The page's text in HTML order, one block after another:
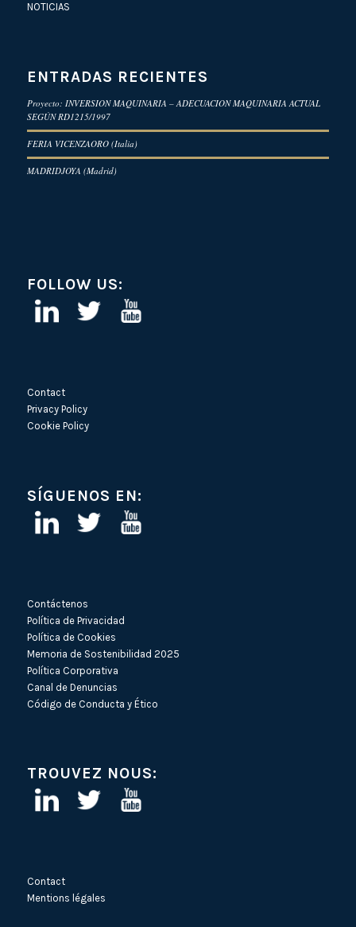
NOTICIAS
ENTRADAS RECIENTES
Proyecto: INVERSION MAQUINARIA – ADECUACION MAQUINARIA ACTUAL
SEGÚN RD1215/1997
FERIA VICENZAORO (Italia)
MADRIDJOYA (Madrid)
FOLLOW US:
Contact
Privacy Policy
Cookie Policy
SÍGUENOS EN:
Contáctenos
Política de Privacidad
Política de Cookies
Memoria de Sostenibilidad 2025
Política Corporativa
Canal de Denuncias
Código de Conducta y Ético
TROUVEZ NOUS:
Contact
Mentions légales